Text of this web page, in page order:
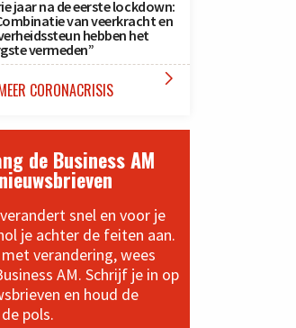
jaar na de eerste lockdown:
van veerkracht en
hebben het
vermeden”
CORONACRISIS 
de Business AM
nieuwsbrieven
snel en voor je
je achter de feiten aan.
verandering, wees
AM. Schrijf je in op
en houd de
pols.